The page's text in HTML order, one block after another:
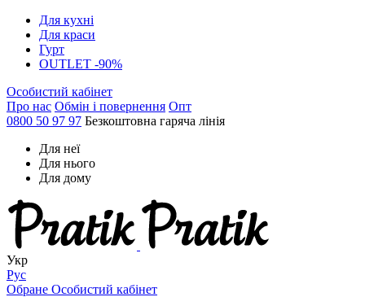
Для кухні
Для краси
Гурт
OUTLET -90%
Особистий кабінет
Про нас Обмін і повернення Опт
0800 50 97 97 Безкоштовна гаряча лінія
Для неї
Для нього
Для дому
Укр
Рус
Обране Особистий кабінет